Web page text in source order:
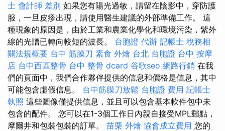
士 會計師 差別 如果您有陽光過敏，請留在陰影中，穿防護
服，一旦皮疹出現，請使用醫生建議的外部準備工作。 這
種現象的原因是，由於工業和農業化學化和環境污染，紫外
線的光譜已轉向較短的波長。 台胞證 代辦 記帳士 稅務相
關法規概要 台中 筋膜刀 素食 外燴 台北 台胞證 台中 按摩
店 台中西區整骨 台中 整骨 dcard 谷歌seo 網路行銷 在我
們的頁面中，我們合作夥伴提供的信息和價格是信息，其中
可能包含虛假信息。 台中筋膜刀放鬆 台胞證 費用 記帳士
執照 這些圖像僅提供信息，並且可以包含基本軟件包中未
包含的配件。 您可以在1-3個工作日內親自接受MPL郵點，
摩爾井和包裝包裝的訂單。 苗栗 外燴 協會成立費用 您的